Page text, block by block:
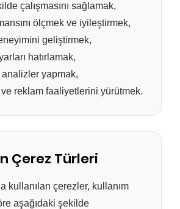
çalışmasını sağlamak,
ölçmek ve iyileştirmek,
geliştirmek,
hatırlamak,
analizler yapmak,
reklam faaliyetlerini yürütmek.
Çerez Türleri
kullanılan çerezler, kullanım
aşağıdaki şekilde